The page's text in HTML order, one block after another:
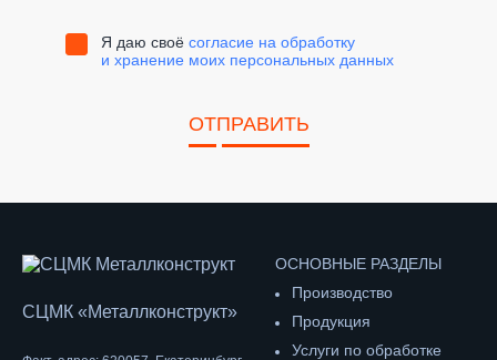
Я даю своё согласие на обработку
и хранение моих персональных данных
ОТПРАВИТЬ
СЦМК «Металлконструкт»
ОСНОВНЫЕ РАЗДЕЛЫ
Производство
Продукция
Услуги по обработке